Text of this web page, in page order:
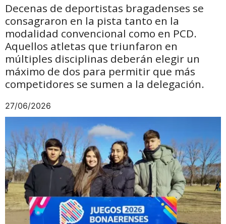
Decenas de deportistas bragadenses se
consagraron en la pista tanto en la
modalidad convencional como en PCD.
Aquellos atletas que triunfaron en
múltiples disciplinas deberán elegir un
máximo de dos para permitir que más
competidores se sumen a la delegación.
27/06/2026